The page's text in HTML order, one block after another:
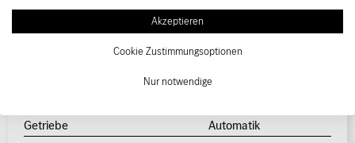
Kraftstoffart
Diesel
145 kW (197 PS)
17 kW (23 PS)
Getriebe
Automatik
Akzeptieren
Cookie Zustimmungsoptionen
Nur notwendige